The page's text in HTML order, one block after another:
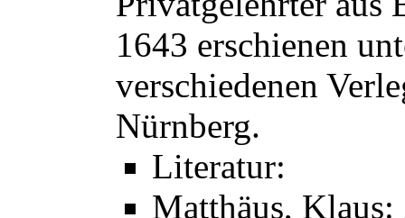
1643 erschienen
verschiedenen
Nürnberg.
Literatur:
Matthäus, Klaus: